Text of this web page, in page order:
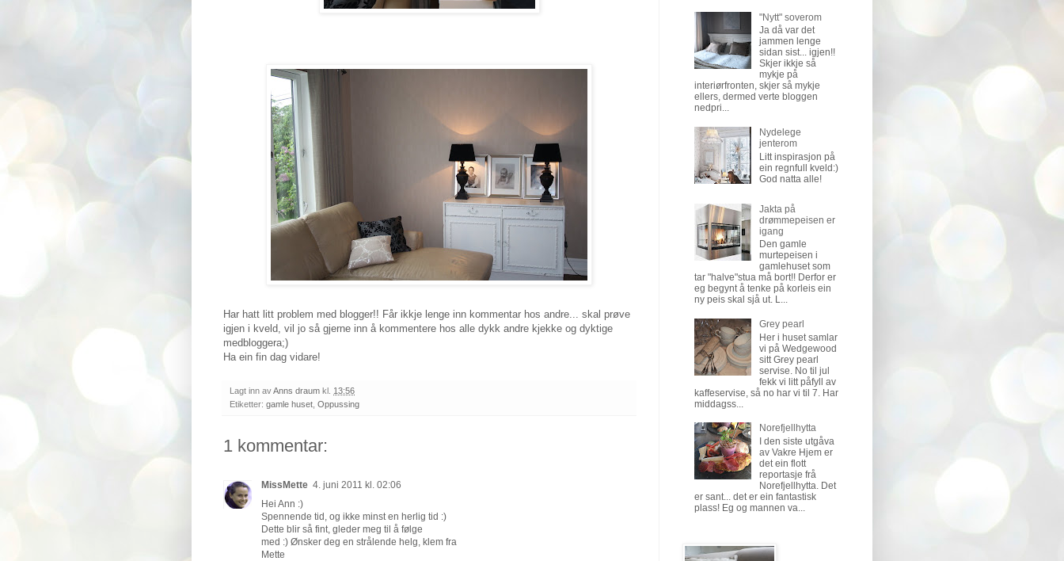
Har hatt litt problem med blogger!! Får ikkje lenge inn kommentar hos andre... skal prøve
igjen i kveld, vil jo så gjerne inn å kommentere hos alle dykk andre kjekke og dyktige
medbloggera;)
Ha ein fin dag vidare!
Lagt inn avAnns draum kl. 13:56
Etiketter: gamle huset Oppussing
1 kommentar:
MissMette 4. juni 2011 kl. 02:06
Hei Ann :)
Spennende tid, og ikke minst en herlig tid :)
Dette blir så fint, gleder meg til å følge
med :) Ønsker deg en strålende helg, klem fra
Mette
"Nytt" soverom
Ja då var det
jammen lenge
sidan sist... igjen!!
Skjer ikkje så
mykje på
interiørfronten, skjer så mykje
ellers, dermed verte bloggen
nedpri...
Nydelege
jenterom
Litt inspirasjon på
ein regnfull kveld:)
God natta alle!
Jakta på
drømmepeisen er
igang
Den gamle
murtepeisen i
gamlehuset som
tar "halve"stua må bort!! Derfor er
eg begynt å tenke på korleis ein
ny peis skal sjå ut. L...
Grey pearl
Her i huset samlar
vi på Wedgewood
sitt Grey pearl
servise. No til jul
fekk vi litt påfyll av
kaffeservise, så no har vi til 7. Har
middagss...
Norefjellhytta
I den siste utgåva
av Vakre Hjem er
det ein flott
reportasje frå
Norefjellhytta. Det
er sant... det er ein fantastisk
plass! Eg og mannen va...